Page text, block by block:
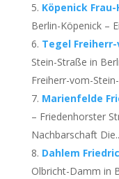
Köpenick
Berlin-Köpenick –
Tegel
Stein-Straße in
Freiherr-vom-
Marienfelde
– Friedenhorster
Nachbarschaft
Dahlem
Olbricht-Damm in